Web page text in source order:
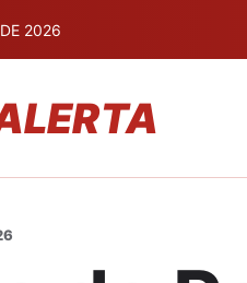
2026